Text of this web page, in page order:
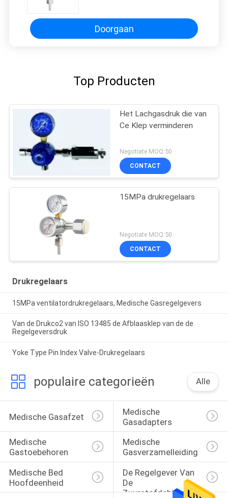
Doorgaan
Top Producten
Het Lachgasdruk die van
Ce Klep verminderen
Negotiate MOQ:50
CONTACT
15MPa drukregelaars
Negotiate MOQ:50
CONTACT
Drukregelaars
15MPa ventilatordrukregelaars, Medische Gasregelgevers
Van de Drukco2 van ISO 13485 de Afblaasklep van de de
Regelgeversdruk
Yoke Type Pin Index Valve-Drukregelaars
populaire categorieën Alle
Medische Gasafzet
Medische
Gasadapters
Medische
Gastoebehoren
Medische
Gasverzamelleiding
Medische Bed
Hoofdeenheid
De Regelgever Van
De
Zuurstofdebietmeter